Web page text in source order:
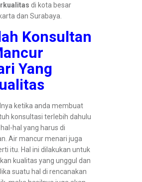
di kota besar
dan Surabaya.
Konsultan
Yang
ketika anda membuat
konsultasi terlebih dahulu
hal yang harus di
Air mancur menari juga
itu. Hal ini dilakukan untuk
kualitas yang unggul dan
suatu hal di rencanakan